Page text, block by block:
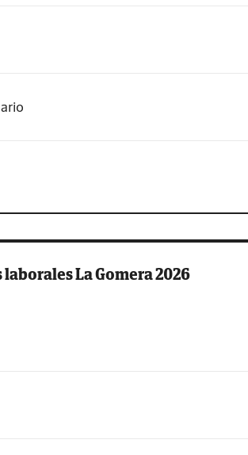
La Gomera 2026